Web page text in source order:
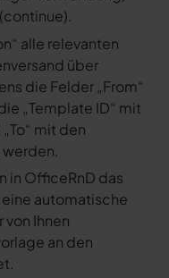
alle relevanten
über
die Felder „From“
„Template ID“ mit
mit den
in OfficeRnD das
automatische
Ihnen
an den